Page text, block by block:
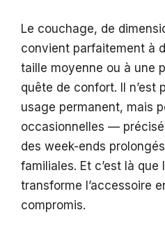
Le couchage, de
convient parfaitement à
taille moyenne ou à une
quête de confort. Il n’est
usage permanent, mais
occasionnelles —
des week-ends
familiales. Et c’est là que
transforme l’accessoire
compromis.